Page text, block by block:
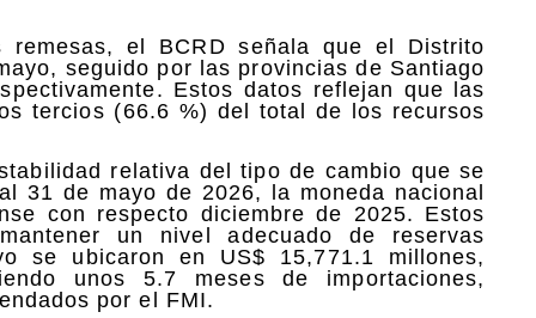
el BCRD señala que el Distrito
seguido por las provincias de Santiago
Estos datos reflejan que las
tercios (66.6 %) del total de los recursos
relativa del tipo de cambio que se
31 de mayo de 2026, la moneda nacional
con respecto diciembre de 2025. Estos
un nivel adecuado de reservas
se ubicaron en US$ 15,771.1 millones,
unos 5.7 meses de importaciones,
por el FMI.